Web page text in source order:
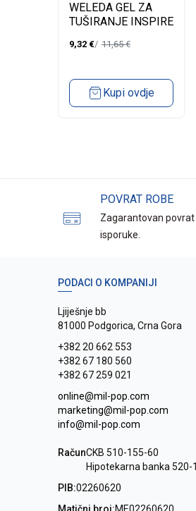
WELEDA GEL ZA
TUŠIRANJE INSPIRE
9,32 € 11,65€
Kupi ovdje
POVRAT ROBE
Zagarantovan povrat
isporuke.
PODACI O KOMPANIJI
Ljiješnje bb
81000 Podgorica, Crna Gora
+382 20 662 553
+382 67 180 560
+382 67 259 021
online@mil-pop.com
marketing@mil-pop.com
info@mil-pop.com
RačunCKB 510-155-60
Hipotekarna banka 520-
PIB:02260620